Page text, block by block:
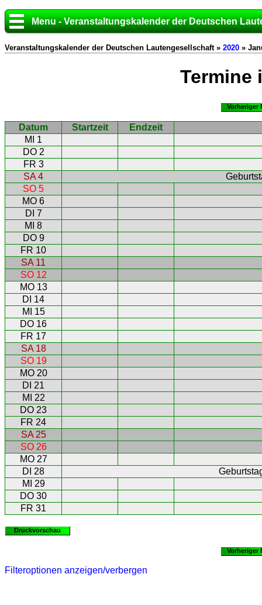
Menu - Veranstaltungskalender der Deutschen
Veranstaltungskalender der Deutschen Lautengesellschaft » 2020 »
Termine
Vorheriger
Datum Startzeit
Endzeit
MI 1
DO 2
FR 3
SA 4
SO 5
MO 6
DI 7
MI 8
DO 9
FR 10
SA 11
SO 12
MO 13
DI 14
MI 15
DO 16
FR 17
SA 18
SO 19
MO 20
DI 21
MI 22
DO 23
FR 24
SA 25
SO 26
MO 27
DI 28
MI 29
DO 30
FR 31
Druckvorschau
Vorheriger
Filteroptionen anzeigen/verbergen